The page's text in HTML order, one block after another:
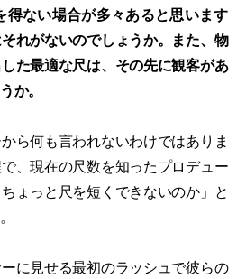
得ない場合が多々あると思います
れがないのでしょうか。また、物
た最適な尺は、その先に観客があ
か。
ら何も言われないわけではありま
、現在の尺数を知ったプロデュー
ょっと尺を短くできないのか」と
に見せる最初のラッシュで彼らの